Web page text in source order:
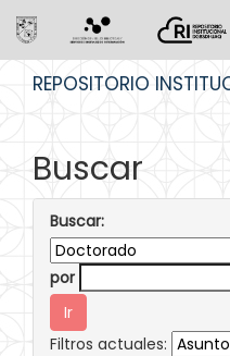
REPOSITORIO
Buscar
Buscar:
por
Filtros actuales: